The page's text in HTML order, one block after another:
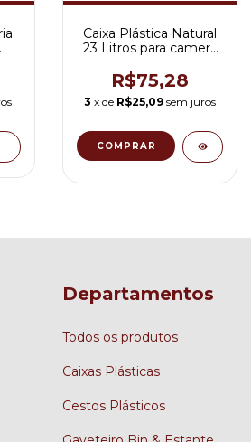
Caixa Plástica Natural
23 Litros para camera
R$75,28
3 x de R$25,09 sem juros
Departamentos
Todos os produtos
Caixas Plásticas
Cestos Plásticos